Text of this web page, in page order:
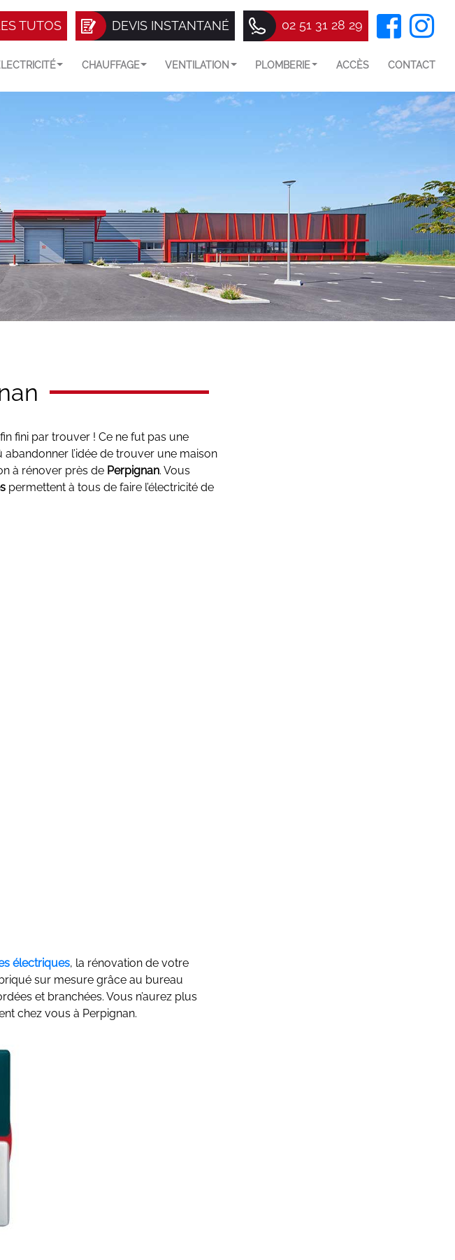
TUTOS DEVIS INSTANTANÉ 02 51 31 28 29
CHAUFFAGE VENTILATION PLOMBERIE ACCÈS CONTACT
fini par trouver ! Ce ne fut pas une
l’idée de trouver une maison
à rénover près de Perpignan. Vous
permettent à tous de faire l’électricité de
électriques, la rénovation de votre
sur mesure grâce au bureau
et branchées. Vous n’aurez plus
chez vous à Perpignan.